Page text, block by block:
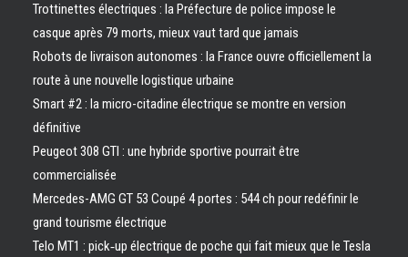
Trottinettes électriques : la Préfecture de police impose le
casque après 79 morts, mieux vaut tard que jamais
Robots de livraison autonomes : la France ouvre officiellement la
route à une nouvelle logistique urbaine
Smart #2 : la micro-citadine électrique se montre en version
définitive
Peugeot 308 GTI : une hybride sportive pourrait être
commercialisée
Mercedes-AMG GT 53 Coupé 4 portes : 544 ch pour redéfinir le
grand tourisme électrique
Telo MT1 : pick‑up électrique de poche qui fait mieux que le Tesla